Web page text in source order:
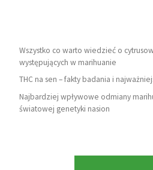
Wszystko co warto wiedzieć o
występujących w marihuanie
THC na sen – fakty badania i
Najbardziej wpływowe odmiany
światowej genetyki nasion